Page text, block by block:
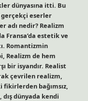
dünyasına itti. Bu
eserler
adı nedir? Realizm
Fransa’da estetik ve
Romantizmin
Realizm de hem
bir isyandır. Realist
çevrilen realizm,
bağımsız,
dış dünyada kendi